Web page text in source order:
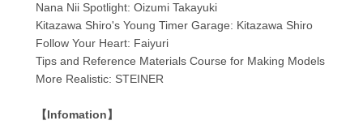
Nana Nii Spotlight: Oizumi Takayuki
Kitazawa Shiro's Young Timer Garage: Kitazawa Shiro
Follow Your Heart: Faiyuri
Tips and Reference Materials Course for Making Models
More Realistic: STEINER
【Infomation】